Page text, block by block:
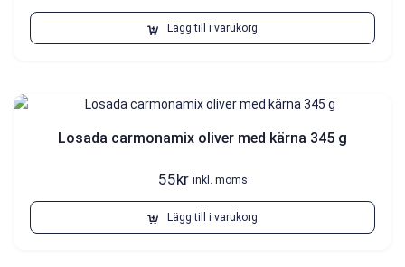
Lägg till i varukorg
Losada carmonamix oliver med kärna 345 g
55kr inkl. moms
Lägg till i varukorg